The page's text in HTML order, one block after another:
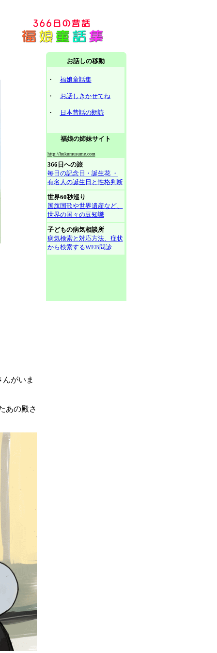
がいま
あの殿さ
お話しの移動
・ 福娘童話集
・ お話しきかせてね
・ 日本昔話の朗読
福娘の姉妹サイト
http://hukumusume.com
366日への旅
毎日の記念日・誕生花 ・
有名人の誕生日と性格判断
世界60秒巡り
国旗国歌や世界遺産など、
世界の国々の豆知識
子どもの病気相談所
病気検索と対応方法、症状
から検索するWEB問診